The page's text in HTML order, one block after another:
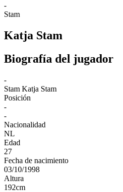
-
Stam
Katja Stam
Biografía del jugador
-
Stam Katja Stam
Posición
-
-
Nacionalidad
NL
Edad
27
Fecha de nacimiento
03/10/1998
Altura
192cm